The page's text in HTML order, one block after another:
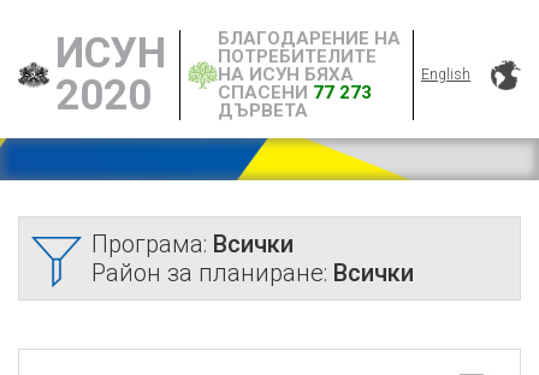
ИСУН
2020
БЛАГОДАРЕНИЕ НА
ПОТРЕБИТЕЛИТЕ
НА ИСУН БЯХА
СПАСЕНИ 77 273
ДЪРВЕТА
English
Програма: Всички
Район за планиране: Всички